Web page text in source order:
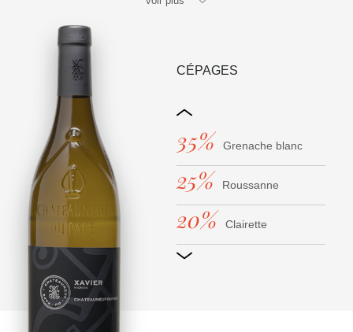
CÉPAGES
35% Grenache blanc
25% Roussanne
20% Clairette
10%